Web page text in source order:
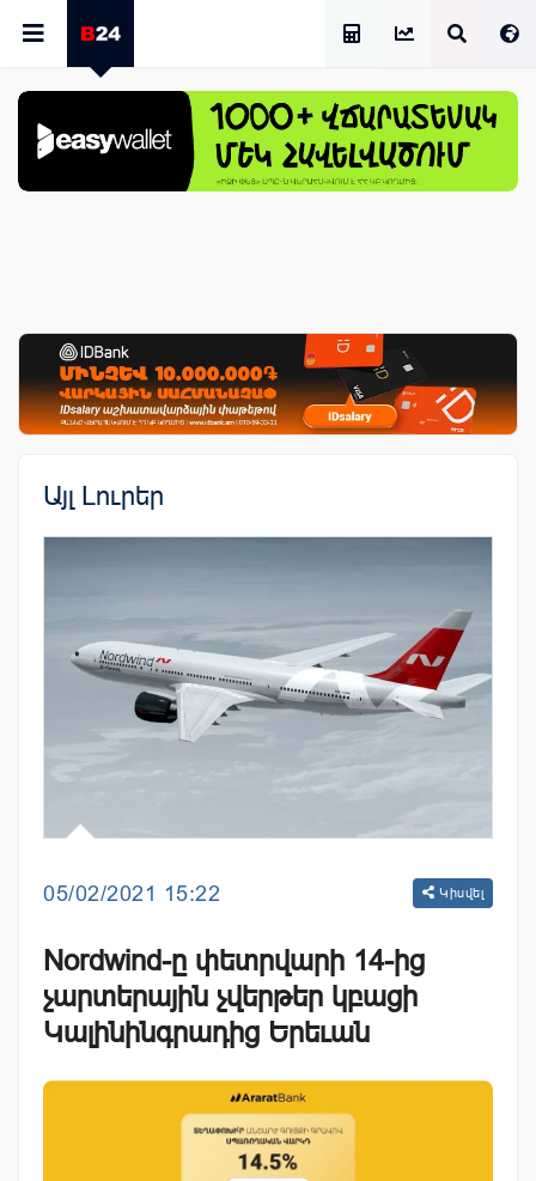
Այլ Լուրեր
05/02/2021 15:22 Կիսվել
Nordwind-ը փետրվարի 14-ից
չարտերային չվերթեր կբացի
Կալինինգրադից Երեւան